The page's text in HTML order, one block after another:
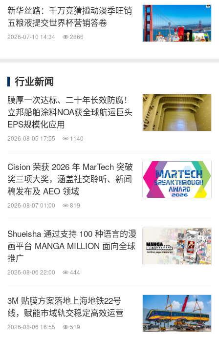
新华丝路：千万竞猜撬动淡季旺销
五粮液提交世界杯营销答卷
2026-07-10 14:34 2866
行业新闻
膜厚一次达标、二十年长效防腐！
立邦船舶涂料NOA获全球航运巨头
EPS规模化应用
2026-08-05 17:55 1140
Cision 荣获 2026 年 MarTech 突破
奖三项大奖，涵盖社交聆听、新闻
稿发布及 AEO 领域
2026-08-07 01:00 819
Shueisha 通过支持 100 种语言的漫
画平台 MANGA MILLION 面向全球
推广
2026-08-06 22:00 444
3M 贴膜方案落地上海地铁22号
线，赋能市域轨交稳定高效运营
2026-08-06 16:55 519